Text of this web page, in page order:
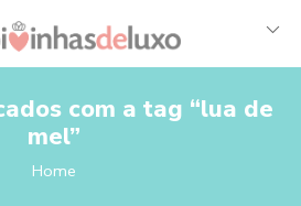
com a tag “lua de
mel”
Home